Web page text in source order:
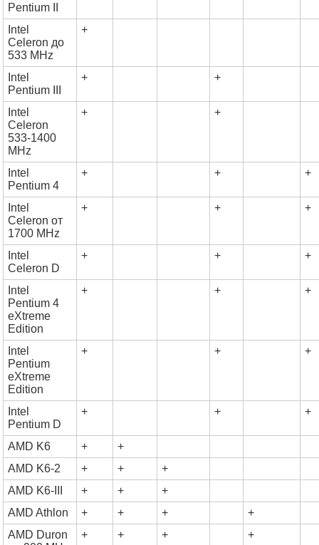
Pentium II
Intel
Celeron до
533 MHz
+
Intel
Pentium III
+ +
Intel
Celeron
533-1400
MHz
+ +
Intel
Pentium 4
+ + +
Intel
Celeron от
1700 MHz
+ + +
Intel
Celeron D
+ + +
Intel
Pentium 4
eXtreme
Edition
+ + +
Intel
Pentium
eXtreme
Edition
+ + +
Intel
Pentium D
+ + +
AMD K6 +
+
AMD K6-2
+ +
+
AMD K6-III
+ +
+
AMD Athlon
+ + +
+
AMD Duron
+ + + +